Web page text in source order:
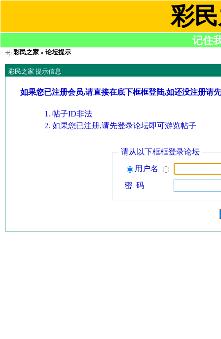
彩
记住
彩民之家» 论坛提示
彩民之家 提示信息
如果您已注册会员,请直接在底下框框登陆,如还没注册请
帖子ID非法
如果您已注册,请先登录论坛即可游览帖子
请从以下框框登录论坛
用户名
密 码